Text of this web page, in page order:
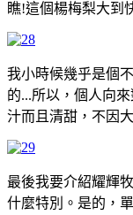
瞧!這個楊梅梨大到
我小時候幾乎是個
的...所以，個人向
汁而且清甜，不因
最後我要介紹耀輝
什麼特別。是的，